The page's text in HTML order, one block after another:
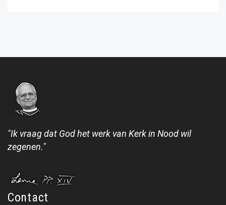
"Ik vraag dat God het werk van Kerk in Nood wil
zegenen."
Contact